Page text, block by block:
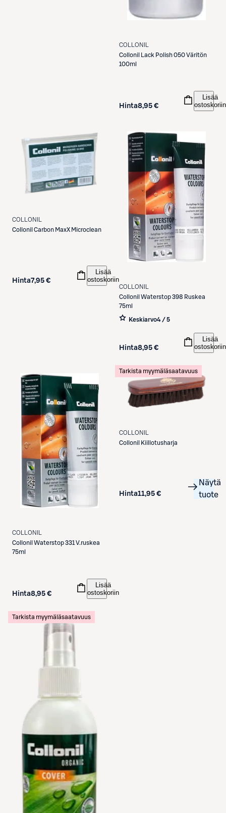
COLLONIL
Collonil
Lack Polish 050 Väritön
100ml
Hinta8,95 €
Lisää
ostoskoriin
COLLONIL
Collonil Carbon MaxX Microclean
Hinta7,95 €
Lisää
ostoskoriin
COLLONIL
Collonil Waterstop 398 Ruskea
75ml
Keskiarvo4 / 5
Hinta8,95 €
Lisää
ostoskoriin
COLLONIL
Collonil Waterstop 331 V.ruskea
75ml
Hinta8,95 €
Lisää
ostoskoriin
Tarkista myymäläsaatavuus
COLLONIL
Collonil Kiillotusharja
Hinta11,95 €
Näytä
tuote
Tarkista myymäläsaatavuus